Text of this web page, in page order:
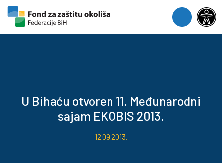
Skip to content
Skip to footer
Menu
U Bihaću otvoren 11. Međunarodni
sajam EKOBIS 2013.
12.09.2013.